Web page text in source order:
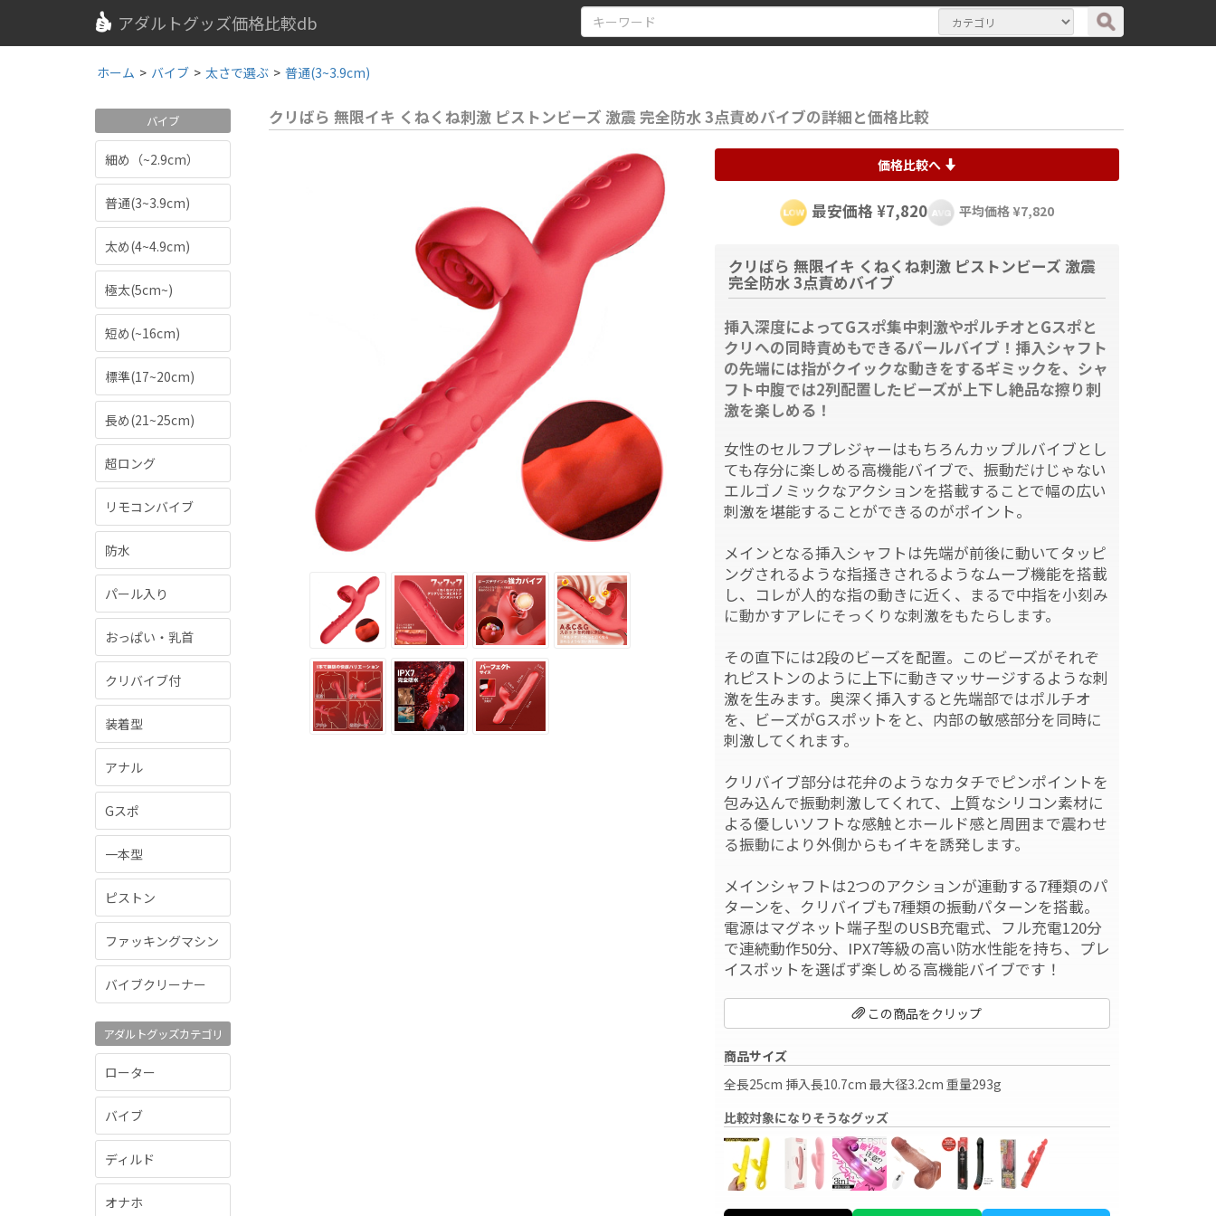
アダルトグッズ価格比較db
ホーム > バイブ > 太さで選ぶ > 普通(3~3.9cm)
バイブ
細め（~2.9cm）
普通(3~3.9cm)
太め(4~4.9cm)
極太(5cm~)
短め(~16cm)
標準(17~20cm)
長め(21~25cm)
超ロング
リモコンバイブ
防水
パール入り
おっぱい・乳首
クリバイブ付
装着型
アナル
Gスポ
一本型
ピストン
ファッキングマシン
バイブクリーナー
アダルトグッズカテゴリ
ローター
バイブ
ディルド
オナホ
クリばら 無限イキ くねくね刺激 ピストンビーズ 激震 完全防水 3点責めバイブの詳細と価格比較
価格比較へ
最安価格 ¥7,820 平均価格 ¥7,820
クリばら 無限イキ くねくね刺激 ピストンビーズ 激震
完全防水 3点責めバイブ
挿入深度によってGスポ集中刺激やポルチオとGスポと
クリへの同時責めもできるパールバイブ！挿入シャフト
の先端には指がクイックな動きをするギミックを、シャ
フト中腹では2列配置したビーズが上下し絶品な擦り刺
激を楽しめる！
女性のセルフプレジャーはもちろんカップルバイブとし
ても存分に楽しめる高機能バイブで、振動だけじゃない
エルゴノミックなアクションを搭載することで幅の広い
刺激を堪能することができるのがポイント。
メインとなる挿入シャフトは先端が前後に動いてタッピ
ングされるような指掻きされるようなムーブ機能を搭載
し、コレが人的な指の動きに近く、まるで中指を小刻み
に動かすアレにそっくりな刺激をもたらします。
その直下には2段のビーズを配置。このビーズがそれぞ
れピストンのように上下に動きマッサージするような刺
激を生みます。奥深く挿入すると先端部ではポルチオ
を、ビーズがGスポットをと、内部の敏感部分を同時に
刺激してくれます。
クリバイブ部分は花弁のようなカタチでピンポイントを
包み込んで振動刺激してくれて、上質なシリコン素材に
よる優しいソフトな感触とホールド感と周囲まで震わせ
る振動により外側からもイキを誘発します。
メインシャフトは2つのアクションが連動する7種類のパ
ターンを、クリバイブも7種類の振動パターンを搭載。
電源はマグネット端子型のUSB充電式、フル充電120分
で連続動作50分、IPX7等級の高い防水性能を持ち、プレ
イスポットを選ばず楽しめる高機能バイブです！
この商品をクリップ
商品サイズ
全長25cm 挿入長10.7cm 最大径3.2cm 重量293g
比較対象になりそうなグッズ